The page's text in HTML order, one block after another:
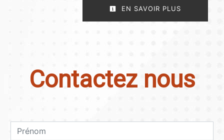
EN SAVOIR PLUS
Contactez nous